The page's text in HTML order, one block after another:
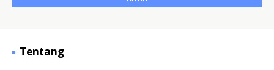
Tentang